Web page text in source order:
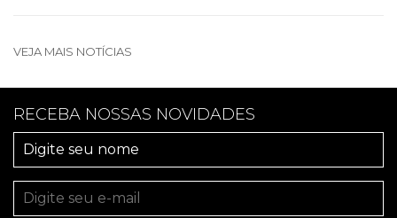
VEJA MAIS NOTÍCIAS
RECEBA NOSSAS NOVIDADES